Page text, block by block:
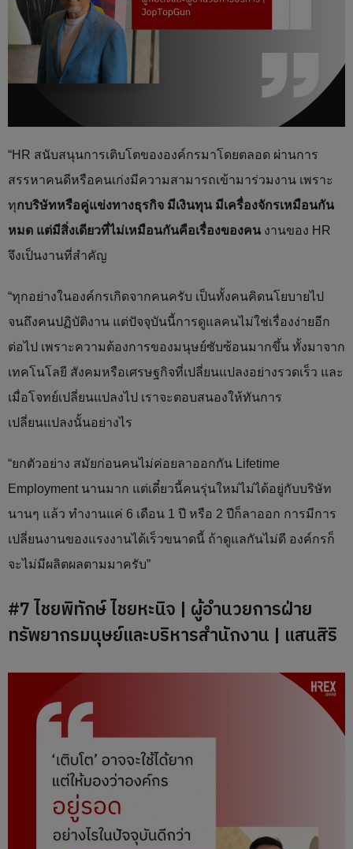
“HR สนับสนุนการเติบโตขององค์กรมาโดยตลอด ผ่านการ
สรรหาคนดีหรือคนเก่งมีความสามารถเข้ามาร่วมงาน เพราะ
ทุกบริษัทหรือคู่แข่งทางธุรกิจ มีเงินทุน มีเครื่องจักรเหมือนกัน
หมด แต่มีสิ่งเดียวที่ไม่เหมือนกันคือเรื่องของคน งานของ HR
จึงเป็นงานที่สำคัญ
“ทุกอย่างในองค์กรเกิดจากคนครับ เป็นทั้งคนคิดนโยบายไป
จนถึงคนปฏิบัติงาน แต่ปัจจุบันนี้การดูแลคนไม่ใช่เรื่องง่ายอีก
ต่อไป เพราะความต้องการของมนุษย์ซับซ้อนมากขึ้น ทั้งมาจาก
เทคโนโลยี สังคมหรือเศรษฐกิจที่เปลี่ยนแปลงอย่างรวดเร็ว และ
เมื่อโจทย์เปลี่ยนแปลงไป เราจะตอบสนองให้ทันการ
เปลี่ยนแปลงนั้นอย่างไร
“ยกตัวอย่าง สมัยก่อนคนไม่ค่อยลาออกกัน Lifetime
Employment นานมาก แต่เดี๋ยวนี้คนรุ่นใหม่ไม่ได้อยู่กับบริษัท
นานๆ แล้ว ทำงานแค่ 6 เดือน 1 ปี หรือ 2 ปีก็ลาออก การมีการ
เปลี่ยนงานของแรงงานได้เร็วขนาดนี้ ถ้าดูแลกันไม่ดี องค์กรก็
จะไม่มีผลิตผลตามมาครับ”
#7 ไชยพิทักษ์ ไชยหะนิจ | ผู้อำนวยการฝ่าย
ทรัพยากรมนุษย์และบริหารสำนักงาน | แสนสิริ